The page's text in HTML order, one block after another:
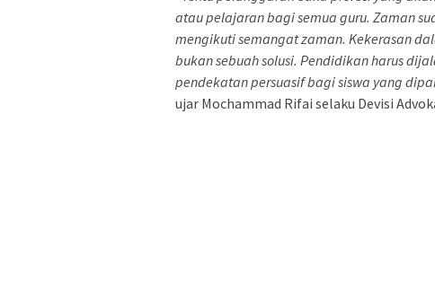
atau pelajaran bagi semua guru. Zaman
mengikuti semangat zaman. Kekerasan
bukan sebuah solusi. Pendidikan harus
pendekatan persuasif bagi siswa yang
ujar Mochammad Rifai selaku Devisi